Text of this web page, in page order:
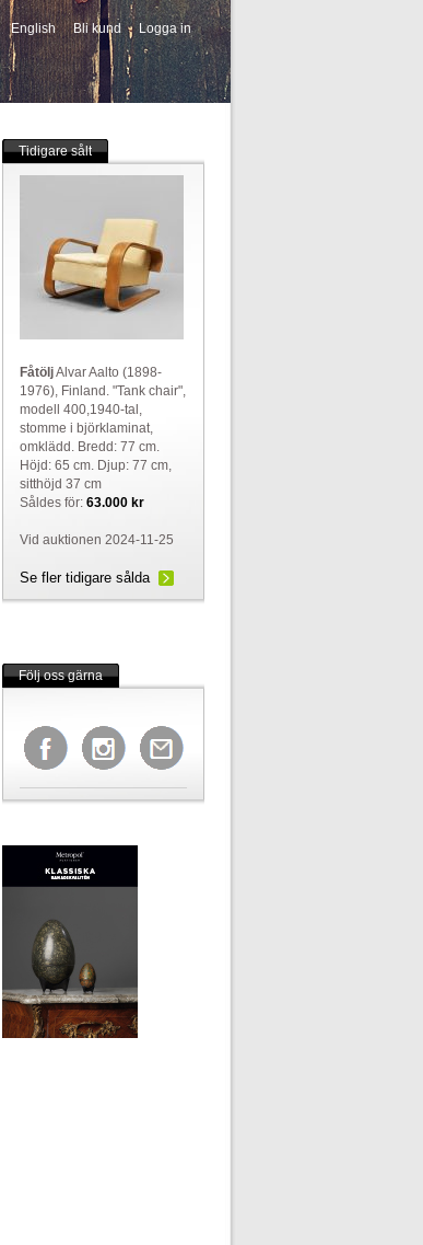
English Bli kund Logga in
-->
Tidigare sålt
FåtöljAlvar Aalto (1898-
1976), Finland. "Tank chair",
modell 400,1940-tal,
stomme i björklaminat,
omklädd. Bredd: 77 cm.
Höjd: 65 cm. Djup: 77 cm,
sitthöjd 37 cm
Såldes för: 63.000 kr
Vid auktionen 2024-11-25
Se fler tidigare sålda
Följ oss gärna